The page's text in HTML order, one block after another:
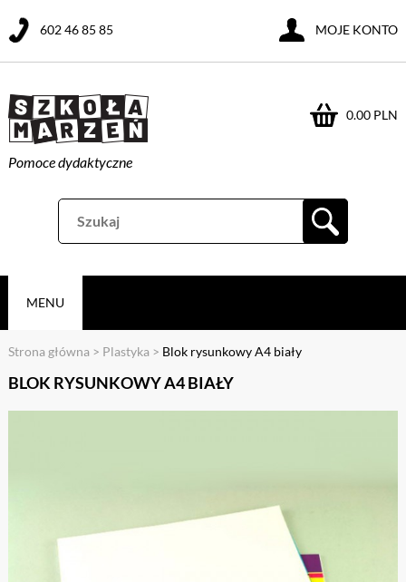
Pomoce dydaktyczne
0.00 PLN
602 46 85 85 MOJE KONTO
MENU
Strona główna > Plastyka > Blok rysunkowy A4 biały
BLOK RYSUNKOWY A4 BIAŁY